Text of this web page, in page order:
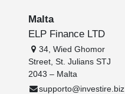
Malta
ELP Finance LTD
34, Wied Ghomor
Street, St. Julians STJ
2043 – Malta
supporto@investire.biz